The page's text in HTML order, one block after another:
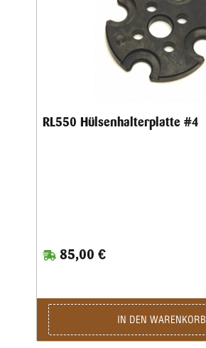
RL550 Hülsenhalterplatte #4
85,00 €
IN DEN WARENKORB